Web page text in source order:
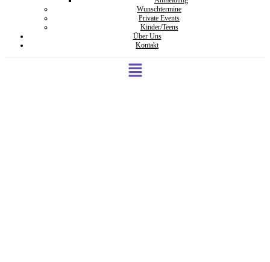
Wunschtermine
Private Events
Kinder/Teens
Über Uns
Kontakt